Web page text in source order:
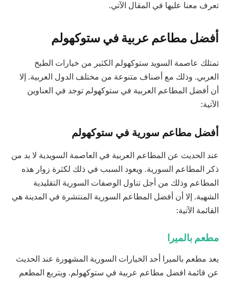
تعرف معنا عليها في المقال اﻵتي.
أفضل مطاعم عربية في ستوكهولم
تمتلك عاصمة السويد ستوكهولم الكثير من خيارات الطبخ
العربي. وذلك مع أصناف متنوعة من مختلف الدول العربية. إلا
أن أفضل المطاعم العربية في ستوكهولم توجد في العناوين
اﻵتية:
أفضل مطاعم سورية في ستوكهولم
عند الحديث عن المطاعم العربية في العاصمة السويدية لا بد من
ذكر المطاعم السورية. ويعود السبب في ذلك لكثرة زوار هذه
المطاعم وذلك من أجل تناول الوصفات السورية التقليدية
الشهية. إلا أن أفضل المطاعم السورية المنتشرة في المدينة هي
القائمة اﻵتية:
مطعم بالميرا
يعد مطعم بالميرا أحد الخيارات السورية المشهورة عند الحديث
عن قائمة افضل مطاعم عربية في ستوكهولم. ويتربع المطعم